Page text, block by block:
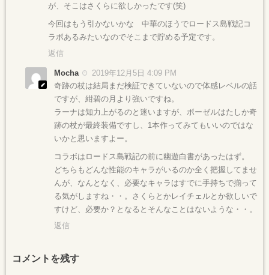
が、そこはさくらに欲しかったです(笑)
今回はもう引かないかな 中華のほうでロードス島戦記コ
ラボあるみたいなのでそこまで貯める予定です。
返信
Mocha
2019年12月5日 4:09 PM
奇跡の杖は結局まだ検証できていないので体感レベルの話
ですが、紺碧の月より強いですね。
ラーナは知力上がるのと迷いますが、ボーゼルはたしか奇
跡の杖が最終装備ですし、1本作ってみてもいいのではな
いかと思いますよー。
コラボはロードス島戦記の前に幽遊白書があったはず。
どちらもどんな性能のキャラがいるのか全く把握してませ
んが、なんとなく、必要なキャラはすでに手持ちで揃って
る気がしますね・・。さくらとかレイチェルとか欲しいで
すけど、必要か？となるとそんなことはないような・・。
返信
コメントを残す